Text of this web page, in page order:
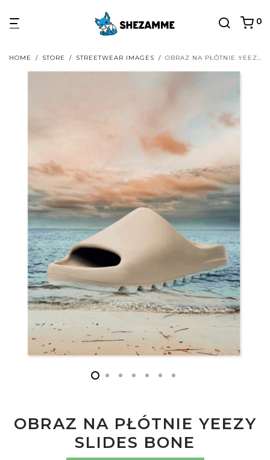
0
HOME / STORE / STREETWEAR IMAGES / OBRAZ NA PŁÓTNIE YEEZY SLIDES BONE
OBRAZ NA PŁÓTNIE YEEZY
SLIDES BONE